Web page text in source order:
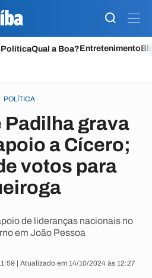
PolíticaQual a Boa?Entretenimento
POLÍTICA
grava
a Cícero;
votos para
de lideranças nacionais no
em João Pessoa
| Atualizado em 14/10/2024 às 12:27